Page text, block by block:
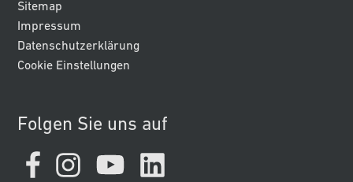
Sitemap
Impressum
Datenschutzerklärung
Cookie Einstellungen
Folgen Sie uns auf